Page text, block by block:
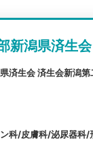
新潟県済生
済生会 済生会新潟
科/皮膚科/泌尿器